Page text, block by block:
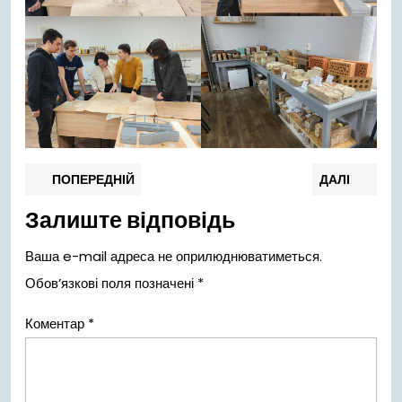
Навігація
записів
ПОПЕРЕДНІЙ ДАЛІ
Залиште відповідь
Ваша e-mail адреса не оприлюднюватиметься.
Обов’язкові поля позначені *
Коментар *